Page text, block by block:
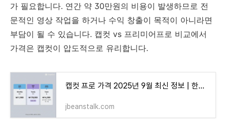
가 필요합니다. 연간 약 30만원의 비용이 발생하므로 전
문적인 영상 작업을 하거나 수익 창출이 목적이 아니라면
부담이 될 수 있습니다. 캡컷 vs 프리미어프로 비교에서
가격은 캡컷이 압도적으로 유리합니다.
캡컷 프로 가격 2025년 9월 최신 정보 | 한국 요금제 & 할인 총정리
jbeanstalk.com